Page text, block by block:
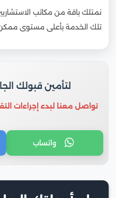
نمتلك باقة من مكاتب
تلك الخدمة بأعلى مستوى
لتأمين قبولك
تواصل معنا لبدء إجراءات
واتساب